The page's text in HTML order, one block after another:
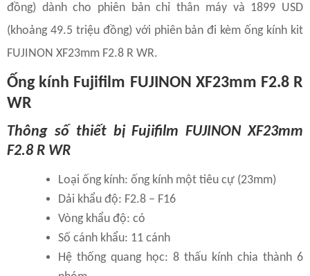
đồng) dành cho phiên bản chỉ thân máy và 1899 USD
(khoảng 49.5 triệu đồng) với phiên bản đi kèm ống kính kit
FUJINON XF23mm F2.8 R WR.
Ống kính Fujifilm FUJINON XF23mm F2.8 R
WR
Thông số thiết bị Fujifilm FUJINON XF23mm
F2.8 R WR
Loại ống kính: ống kính một tiêu cự (23mm)
Dải khẩu độ: F2.8 – F16
Vòng khẩu độ: có
Số cánh khẩu: 11 cánh
Hệ thống quang học: 8 thấu kính chia thành 6